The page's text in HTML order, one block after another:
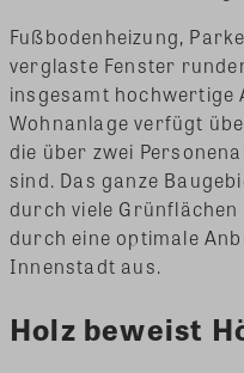
Fußbodenheizung,
verglaste Fenster
insgesamt hochwertige
Wohnanlage verfügt
die über zwei
sind. Das ganze
durch viele
durch eine optimale
Innenstadt aus.
Holz beweist